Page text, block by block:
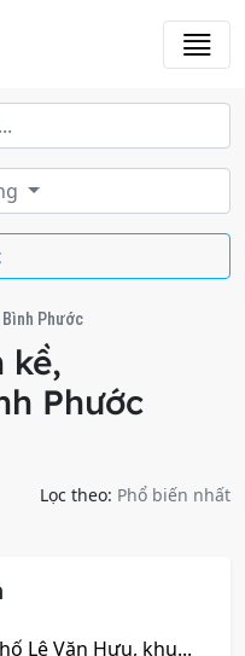
Bình Phước
kề,
Phước
Lọc theo: Phổ biến nhất
Lê Văn Hưu, khu...